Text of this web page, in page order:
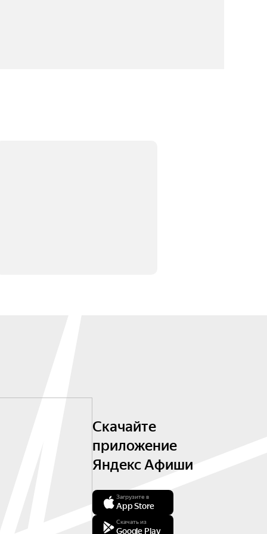
Скачайте
приложение
Яндекс Афиши
Загрузите в
App Store
Скачать из
Google Play